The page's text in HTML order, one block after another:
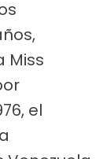
Miss
el